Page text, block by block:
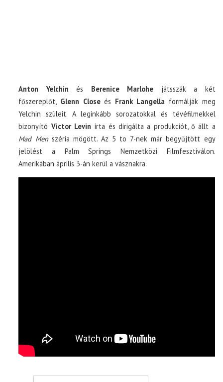
Anton Yelchin és Berenice Marlohe játsszák a két
főszereplőt, Glenn Closeés Frank Langella formálják meg
Yelchin szüleit. A leginkább sorozatokkal és tévéfilmekkel
bizonyító Victor Levin írta és dirigálta a produkciót, ő állt a
Mad Menszéria mögött. Az 5 to 7-nek már begyűjtött egy
jelölést a Palm Springs Nemzetközi Filmfesztiválon.
Amerikában április 3-án kerül a vásznakra.